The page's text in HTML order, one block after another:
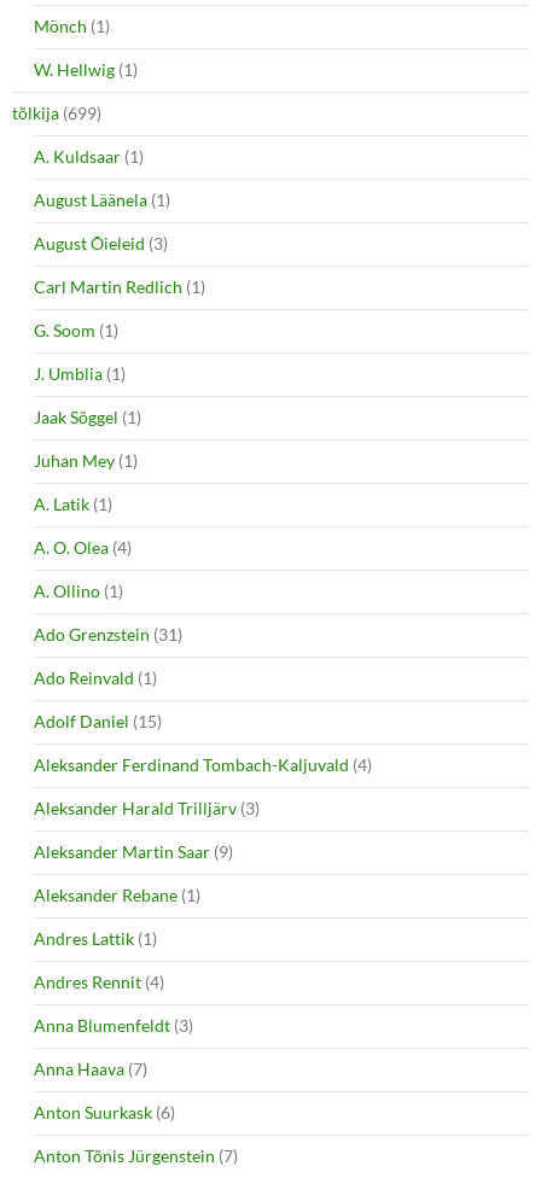
Mönch (1)
W. Hellwig (1)
tõlkija (699)
A. Kuldsaar (1)
August Läänela (1)
August Õieleid (3)
Carl Martin Redlich (1)
G. Soom (1)
J. Umblia (1)
Jaak Sõggel (1)
Juhan Mey (1)
A. Latik (1)
A. O. Olea (4)
A. Ollino (1)
Ado Grenzstein (31)
Ado Reinvald (1)
Adolf Daniel (15)
Aleksander Ferdinand Tombach-Kaljuvald (4)
Aleksander Harald Trilljärv (3)
Aleksander Martin Saar (9)
Aleksander Rebane (1)
Andres Lattik (1)
Andres Rennit (4)
Anna Blumenfeldt (3)
Anna Haava (7)
Anton Suurkask (6)
Anton Tõnis Jürgenstein (7)